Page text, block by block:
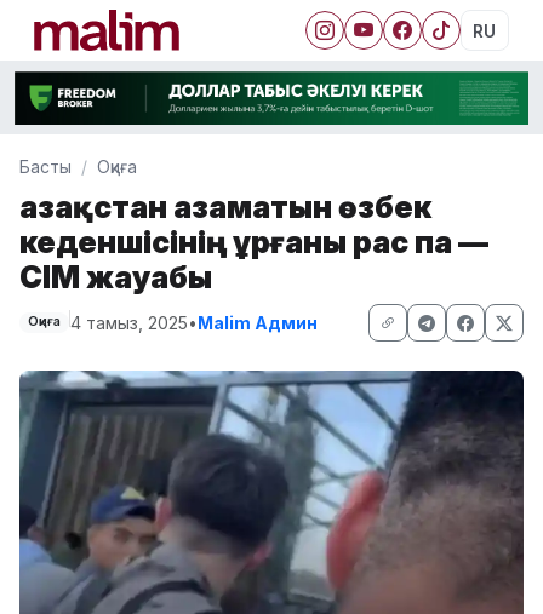
RU
Басты Оқиға
Қазақстан азаматын өзбек
кеденшісінің ұрғаны рас па —
СІМ жауабы
Оқиға 4 тамыз, 2025•Malim Админ